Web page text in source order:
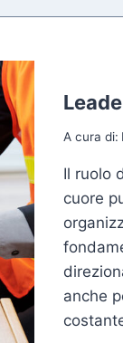
A cura di:
Il ruolo
cuore
anche